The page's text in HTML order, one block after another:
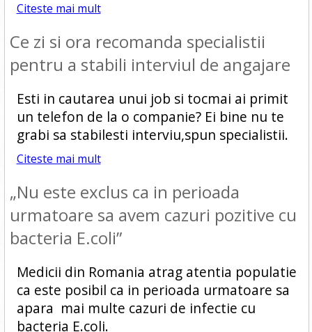
Citeste mai mult
Ce zi si ora recomanda specialistii
pentru a stabili interviul de angajare
Esti in cautarea unui job si tocmai ai primit
un telefon de la o companie? Ei bine nu te
grabi sa stabilesti interviu,spun specialistii.
Citeste mai mult
„Nu este exclus ca in perioada
urmatoare sa avem cazuri pozitive cu
bacteria E.coli”
Medicii din Romania atrag atentia populatie
ca este posibil ca in perioada urmatoare sa
apara mai multe cazuri de infectie cu
bacteria E.coli.